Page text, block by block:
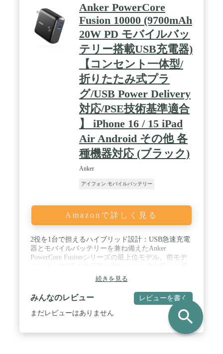
Anker PowerCore
Fusion 10000 (9700mAh
20W PD モバイルバッ
テリー搭載USB充電器)
【コンセント一体型/
折りたたみ式プラ
グ/USB Power Delivery
対応/PSE技術基準適合
】 iPhone 16 / 15 iPad
Air Android その他 各
種機器対応 (ブラック)
Anker
アイフォン モバイルバッテリー
Amazonで詳しく見る
2役を1台で担えるハイブリッド設計：USB急速充電
器とモバイルバッテリーを兼ね備えたAnker
PowerCore Fusionシリーズの最上位モデル。前モデ
器へのフルスピード充電が可能な⾼出⼒を両⽴し、
家の中でも外出先でも便利にご利用いただけます。
※モバイルバッテリー本体には5000mAhで印字され
ていますが、本製品のセル容量は10000mAh (2 x
5000mAh) です。 / iPhone 16にも急速充電：最大
20W出力で、iPhone 16シリーズを最速で充電可能で
す。一般的な5W出力の充電器に比べ、最大3倍速く
充電できます。(※iPhone 16を0%から30分充電した
続きを見る
みんなのレビュー レビューを書く
まだレビューはありません search